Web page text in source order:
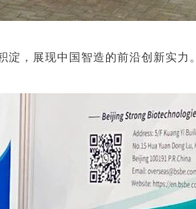
，展现中国智造的前沿创新实力。